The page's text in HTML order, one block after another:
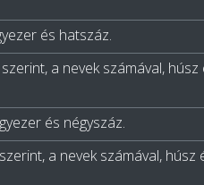
és hatszáz.
a nevek számával,
és négyszáz.
a nevek számával, húsz